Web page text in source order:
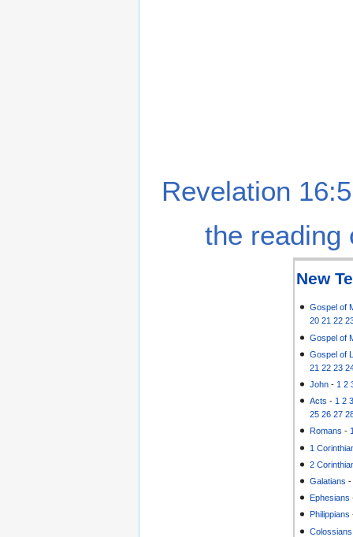
Revelation
the reading
New
Gospel of
20 21 22
Gospel of
Gospel of
21 22 23
John - 1 2
Acts - 1 2
25 26 27
Romans -
1
2
Galatians
Ephesians
Philippians
Colossians